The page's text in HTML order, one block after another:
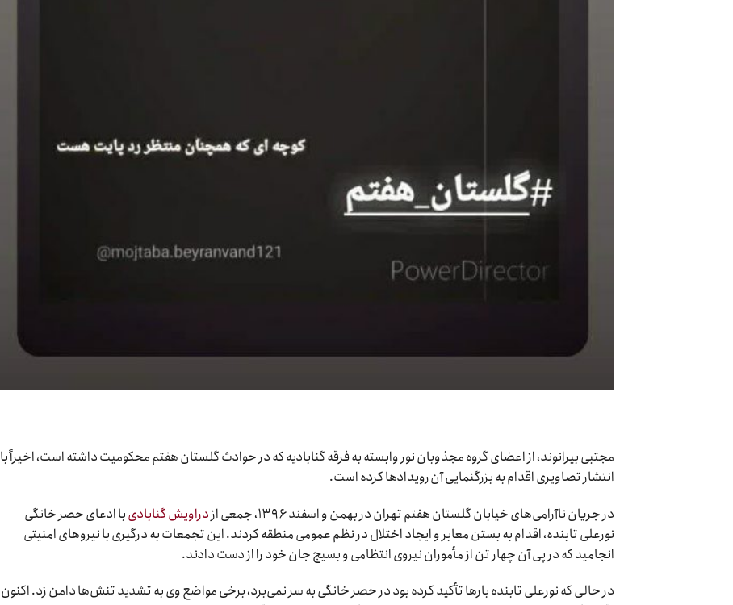
مجتبی بیرانوند، از اعضای گروه مجذوبان نور وابسته به فرقه گنابادیه که در حوادث گلستان هفتم محکومیت داشته است، اخیراً با
انتشار تصاویری اقدام به بزرگنمایی آن رویدادها کرده است.
در جریان ناآرامی‌های خیابان گلستان هفتم تهران در بهمن و اسفند ۱۳۹۶، جمعی از
دراویش گنابادیبا ادعای حصر خانگی
نورعلی تابنده، اقدام به بستن معابر و ایجاد اختلال در نظم عمومی منطقه کردند. این تجمعات به درگیری با نیروهای امنیتی
انجامید که در پی آن چهار تن از مأموران نیروی انتظامی و بسیج جان خود را از دست دادند.
در حالی که نورعلی تابنده بارها تأکید کرده بود در حصر خانگی به سر نمی‌برد، برخی مواضع وی به تشدید تنش‌ها دامن زد. اکنون